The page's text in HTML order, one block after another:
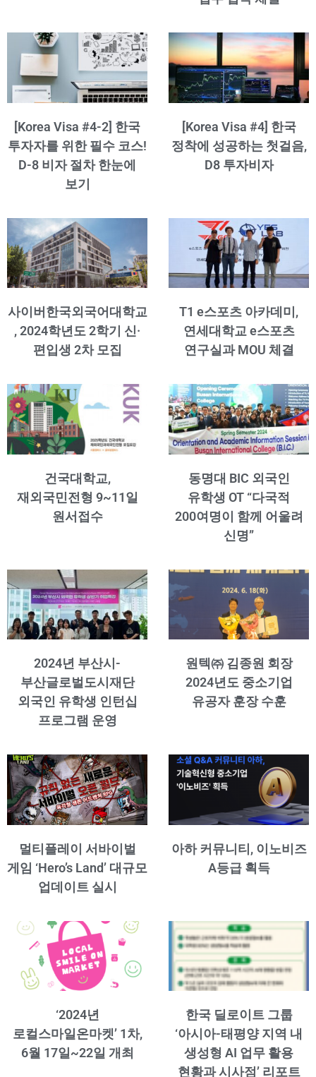
[Korea Visa #4-2] 한국
투자자를 위한 필수 코스!
D-8 비자 절차 한눈에
보기
[Korea Visa #4] 한국
정착에 성공하는 첫걸음,
D8 투자비자
사이버한국외국어대학교
, 2024학년도 2학기 신·
편입생 2차 모집
T1 e스포츠 아카데미,
연세대학교 e스포츠
연구실과 MOU 체결
건국대학교,
재외국민전형 9~11일
원서접수
동명대 BIC 외국인
유학생 OT “다국적
200여명이 함께 어울려
신명”
2024년 부산시-
부산글로벌도시재단
외국인 유학생 인턴십
프로그램 운영
원텍㈜ 김종원 회장
2024년도 중소기업
유공자 훈장 수훈
멀티플레이 서바이벌
게임 ‘Hero’s Land’ 대규모
업데이트 실시
아하 커뮤니티, 이노비즈
A등급 획득
‘2024년
로컬스마일온마켓’ 1차,
6월 17일~22일 개최
한국 딜로이트 그룹
‘아시아-태평양 지역 내
생성형 AI 업무 활용
현황과 시사점’ 리포트